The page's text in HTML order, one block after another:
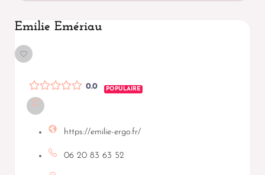
Emilie Emériau
0.0 POPULAIRE
https://emilie-ergo.fr/
06 20 83 63 52